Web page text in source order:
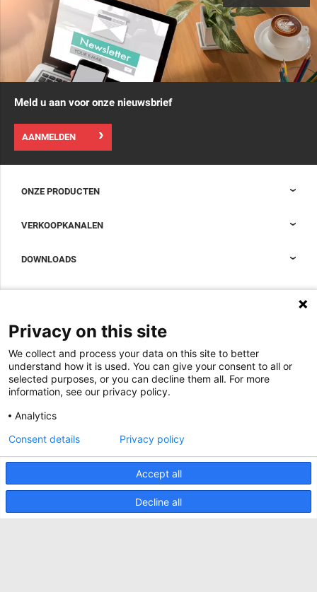
Meld u aan voor onze nieuwsbrief
AANMELDEN
ONZE PRODUCTEN
Accessoires om uw datacenterkast compleet te maken
VERKOOPKANALEN
DOWNLOADS
Magazine
Whitepapers
Specificatie Tools
OVER ONS
Werken bij Minkels
Nieuws
Klantcases
Voorwaarden
Minkels maakt gebruik van cookies om ervoor
te zorgen dat u de beste ervaring op onze
website heeft. Functionele cookies zorgen voor
de juiste werking van de website en worden
altijd gebruikt. Daarnaast maakt Minkels
gebruik van analytische cookies, social media
cookies en cookies voor reclame & marketing.
Leeshiermeer over de verschillende soorten
cookies. Mocht u onze cookies (met
uitzondering van de functionele cookies) niet
willen accepteren, klik danhier.
Privacy on this site
We collect and process your data on this site to better
understand how it is used. You can give your consent to all or
selected purposes, or you can decline them all. For more
information, see our privacy policy.
Analytics
Accept all
Decline all
Consent details Privacy policy